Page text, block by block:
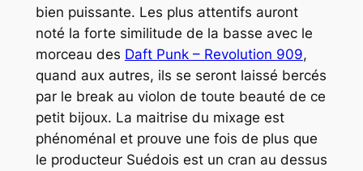
bien puissante. Les plus attentifs auront
noté la forte similitude de la basse avec le
morceau des Daft Punk – Revolution 909,
quand aux autres, ils se seront laissé bercés
par le break au violon de toute beauté de ce
petit bijoux. La maitrise du mixage est
phénoménal et prouve une fois de plus que
le producteur Suédois est un cran au dessus